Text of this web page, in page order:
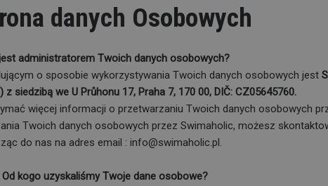
danych Osobowych
administratorem Twoich danych osobowych?
o sposobie wykorzystywania Twoich danych osobowych jest
z siedzibą we U Průhonu 17, Praha 7, 170 00, DIČ: CZ05645760.
więcej informacji o przetwarzaniu Twoich danych osobowych
Twoich danych osobowych przez Swimaholic, możesz
do nas na adres email : info@swimaholic.pl.
Od kogo uzyskaliśmy Twoje dane osobowe?